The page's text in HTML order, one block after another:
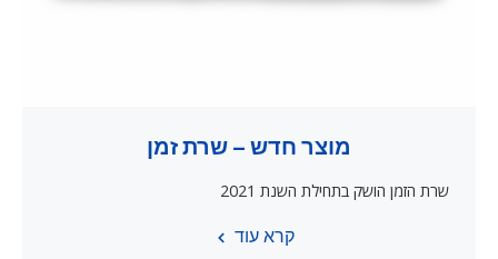
מוצר חדש – שרת זמן
שרת הזמן הושק בתחילת השנת 2021
קרא עוד